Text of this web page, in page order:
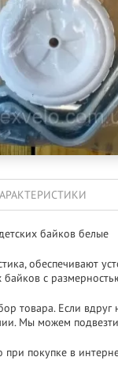
байков белые
обеспечивают
байков с
товара. Если
Мы можем
покупке в